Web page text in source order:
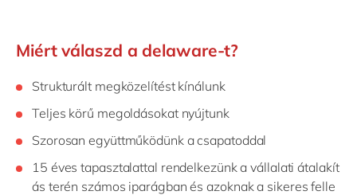
Miért válaszd a delaware-t?
Strukturált megközelítést kínálunk
Teljes körű megoldásokat nyújtunk
Szorosan együttműködünkacsapatoddal
15 éves tapasztalattal rendelkezünkavállalati átalakít
ás terén számos iparágban és azoknaka sikeres felle